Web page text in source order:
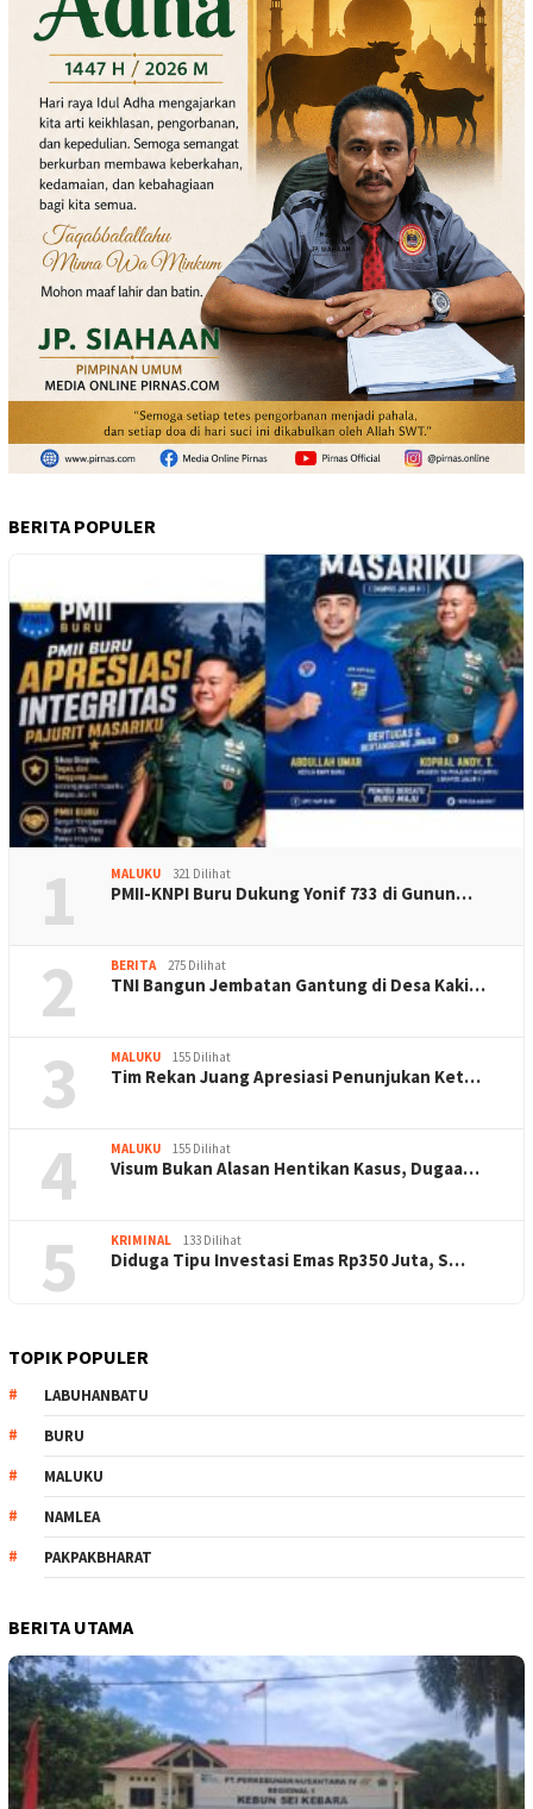
BERITA POPULER
1 MALUKU 321 Dilihat
PMII-KNPI Buru Dukung Yonif 733 di Gunun…
2 BERITA 275 Dilihat
TNI Bangun Jembatan Gantung di Desa Kaki…
3 MALUKU 155 Dilihat
Tim Rekan Juang Apresiasi Penunjukan Ket…
4 MALUKU 155 Dilihat
Visum Bukan Alasan Hentikan Kasus, Dugaa…
5 KRIMINAL 133 Dilihat
Diduga Tipu Investasi Emas Rp350 Juta, S…
TOPIK POPULER
LABUHANBATU
BURU
MALUKU
NAMLEA
PAKPAKBHARAT
BERITA UTAMA